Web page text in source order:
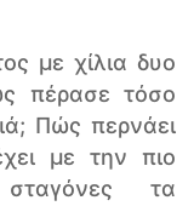
με χίλια δυο
πέρασε τόσο
Πώς περνάει
με την πιο
τα